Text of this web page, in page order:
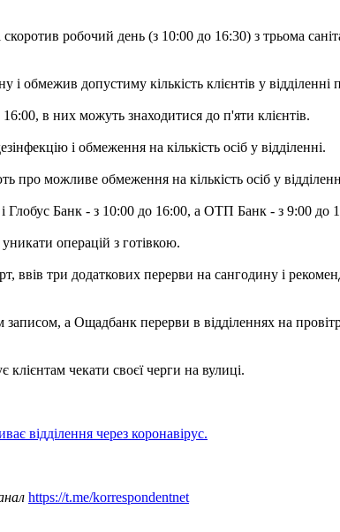
робочий день (з 10:00 до 16:30) з трьома
обмежив допустиму кількість клієнтів у
в них можуть знаходитися до п'яти клієнтів.
і обмеження на кількість осіб у відділенні.
про можливе обмеження на кількість осіб у
Глобус Банк - з 10:00 до 16:00, а ОТП Банк - з 9:00 до
операцій з готівкою.
три додаткових перерви на сангодину і
а Ощадбанк перерви в відділеннях на
клієнтам чекати своєї черги на вулиці.
відділення через коронавірус.
https://t.me/korrespondentnet